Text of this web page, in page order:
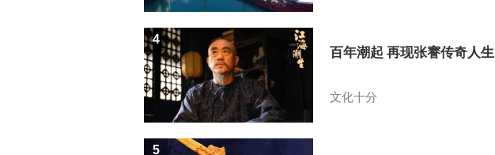
百年潮起 再现张謇传奇人生
文化十分
4
5